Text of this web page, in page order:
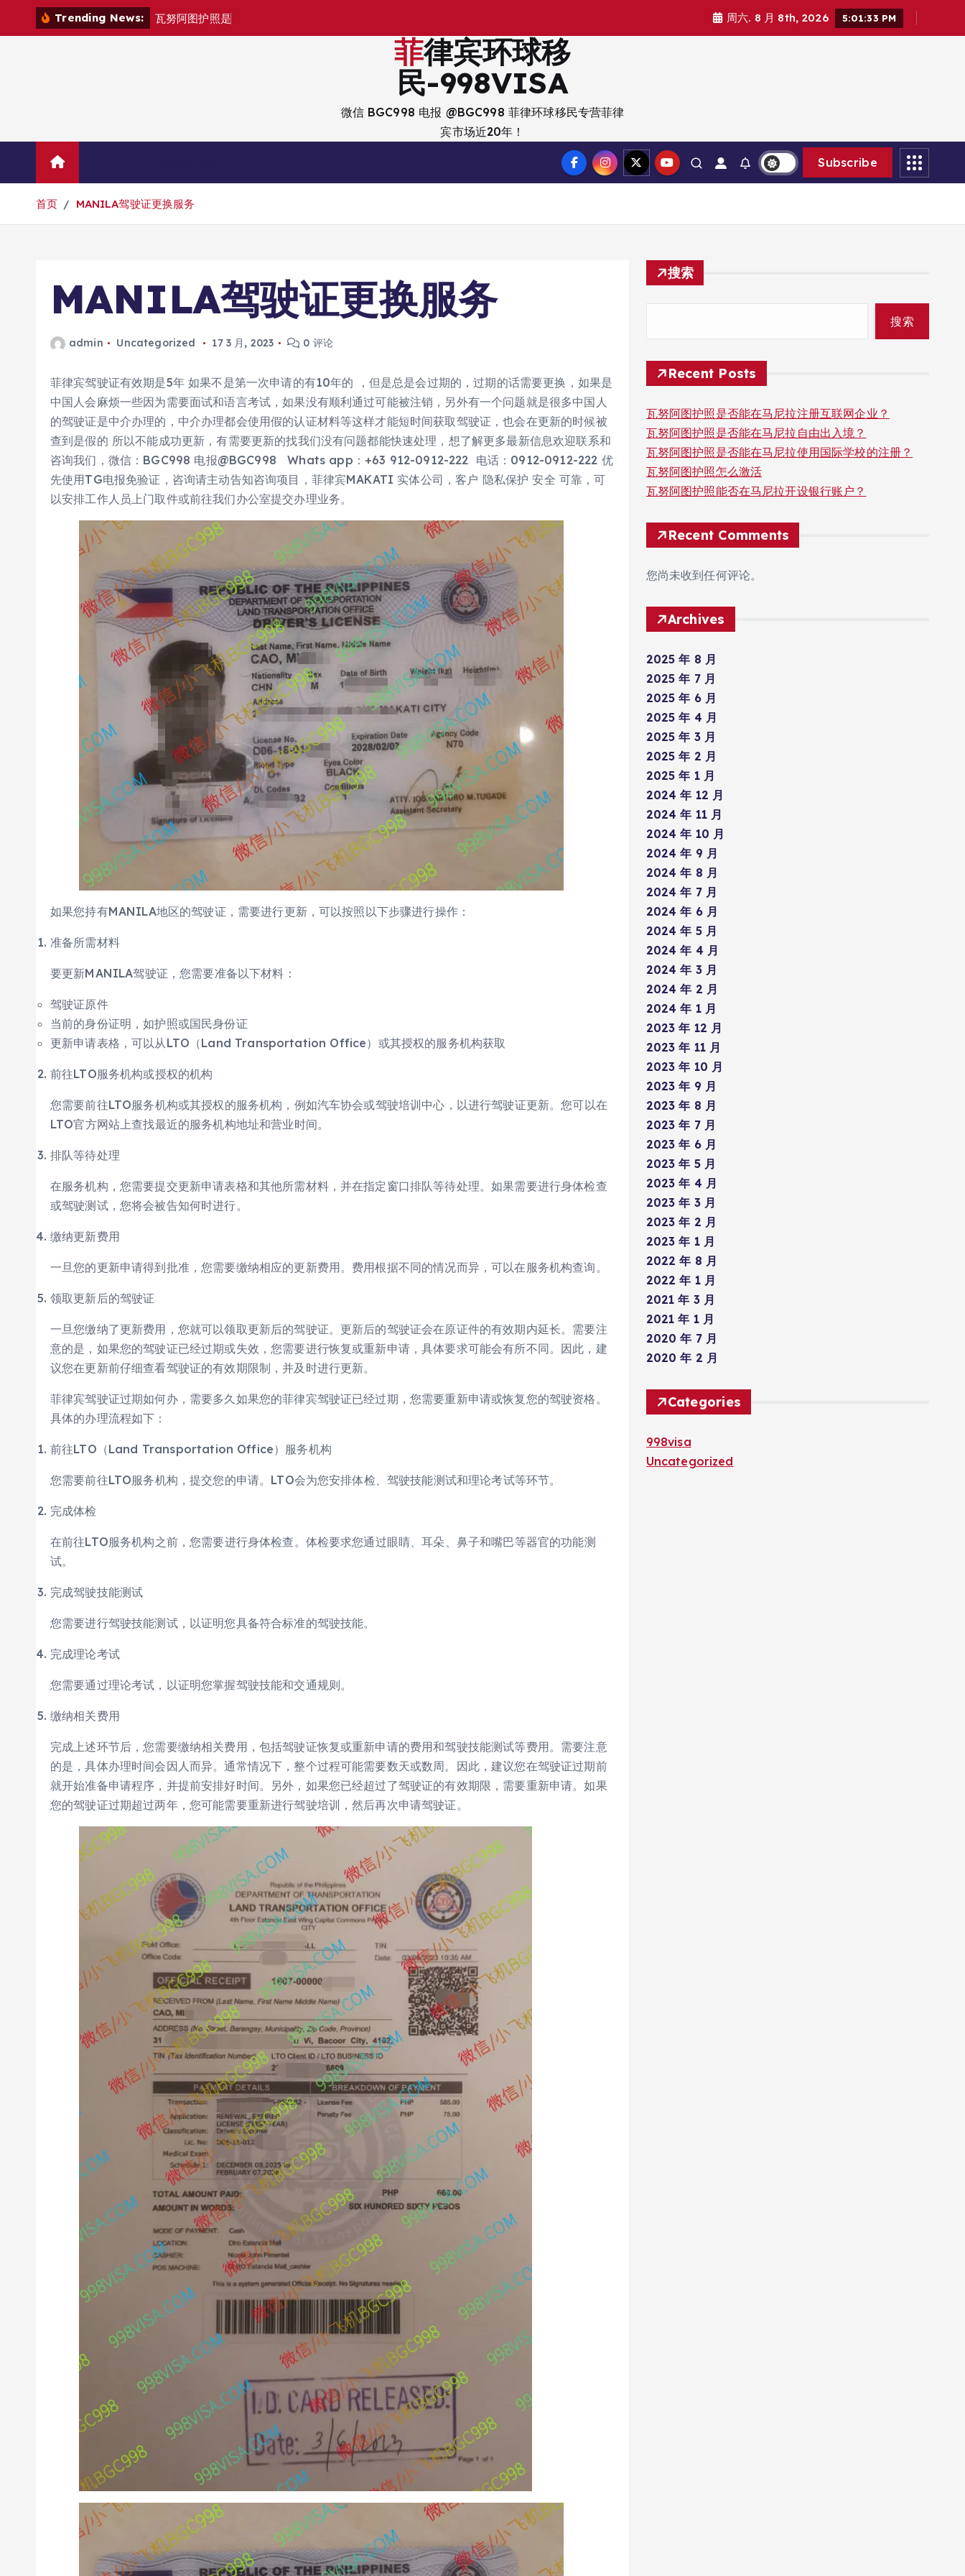
Trending News: 瓦努阿图护照是 周六. 8 月 8th, 2026 5:01:34 PM
菲律宾环球移
民-998VISA
微信 BGC998 电报 @BGC998 菲律环球移民专营菲律
宾市场近20年！
Subscribe
首页 MANILA驾驶证更换服务
MANILA驾驶证更换服务
admin Uncategorized 17 3 月, 2023 0 评论
菲律宾驾驶证有效期是5年 如果不是第一次申请的有10年的 ，但是总是会过期的，过期的话需要更换，如果是
中国人会麻烦一些因为需要面试和语言考试，如果没有顺利通过可能被注销，另外有一个问题就是很多中国人
的驾驶证是中介办理的，中介办理都会使用假的认证材料等这样才能短时间获取驾驶证，也会在更新的时候被
查到是假的 所以不能成功更新，有需要更新的找我们没有问题都能快速处理，想了解更多最新信息欢迎联系和
咨询我们，微信：BGC998 电报@BGC998 Whats app：+63 912-0912-222 电话：0912-0912-222 优
先使用TG电报免验证，咨询请主动告知咨询项目，菲律宾MAKATI 实体公司，客户 隐私保护 安全 可靠，可
以安排工作人员上门取件或前往我们办公室提交办理业务。
如果您持有MANILA地区的驾驶证，需要进行更新，可以按照以下步骤进行操作：
准备所需材料
要更新MANILA驾驶证，您需要准备以下材料：
驾驶证原件
当前的身份证明，如护照或国民身份证
更新申请表格，可以从LTO（Land Transportation Office）或其授权的服务机构获取
前往LTO服务机构或授权的机构
您需要前往LTO服务机构或其授权的服务机构，例如汽车协会或驾驶培训中心，以进行驾驶证更新。您可以在
LTO官方网站上查找最近的服务机构地址和营业时间。
排队等待处理
在服务机构，您需要提交更新申请表格和其他所需材料，并在指定窗口排队等待处理。如果需要进行身体检查
或驾驶测试，您将会被告知何时进行。
缴纳更新费用
一旦您的更新申请得到批准，您需要缴纳相应的更新费用。费用根据不同的情况而异，可以在服务机构查询。
领取更新后的驾驶证
一旦您缴纳了更新费用，您就可以领取更新后的驾驶证。更新后的驾驶证会在原证件的有效期内延长。需要注
意的是，如果您的驾驶证已经过期或失效，您需要进行恢复或重新申请，具体要求可能会有所不同。因此，建
议您在更新前仔细查看驾驶证的有效期限制，并及时进行更新。
菲律宾驾驶证过期如何办，需要多久如果您的菲律宾驾驶证已经过期，您需要重新申请或恢复您的驾驶资格。
具体的办理流程如下：
前往LTO（Land Transportation Office）服务机构
您需要前往LTO服务机构，提交您的申请。LTO会为您安排体检、驾驶技能测试和理论考试等环节。
完成体检
在前往LTO服务机构之前，您需要进行身体检查。体检要求您通过眼睛、耳朵、鼻子和嘴巴等器官的功能测
试。
完成驾驶技能测试
您需要进行驾驶技能测试，以证明您具备符合标准的驾驶技能。
完成理论考试
您需要通过理论考试，以证明您掌握驾驶技能和交通规则。
缴纳相关费用
完成上述环节后，您需要缴纳相关费用，包括驾驶证恢复或重新申请的费用和驾驶技能测试等费用。需要注意
的是，具体办理时间会因人而异。通常情况下，整个过程可能需要数天或数周。因此，建议您在驾驶证过期前
就开始准备申请程序，并提前安排好时间。另外，如果您已经超过了驾驶证的有效期限，需要重新申请。如果
您的驾驶证过期超过两年，您可能需要重新进行驾驶培训，然后再次申请驾驶证。
搜索
搜索
Recent Posts
瓦努阿图护照是否能在马尼拉注册互联网企业？
瓦努阿图护照是否能在马尼拉自由出入境？
瓦努阿图护照是否能在马尼拉使用国际学校的注册？
瓦努阿图护照怎么激活
瓦努阿图护照能否在马尼拉开设银行账户？
Recent Comments
您尚未收到任何评论。
Archives
2025 年 8 月
2025 年 7 月
2025 年 6 月
2025 年 4 月
2025 年 3 月
2025 年 2 月
2025 年 1 月
2024 年 12 月
2024 年 11 月
2024 年 10 月
2024 年 9 月
2024 年 8 月
2024 年 7 月
2024 年 6 月
2024 年 5 月
2024 年 4 月
2024 年 3 月
2024 年 2 月
2024 年 1 月
2023 年 12 月
2023 年 11 月
2023 年 10 月
2023 年 9 月
2023 年 8 月
2023 年 7 月
2023 年 6 月
2023 年 5 月
2023 年 4 月
2023 年 3 月
2023 年 2 月
2023 年 1 月
2022 年 8 月
2022 年 1 月
2021 年 3 月
2021 年 1 月
2020 年 7 月
2020 年 2 月
Categories
998visa
Uncategorized